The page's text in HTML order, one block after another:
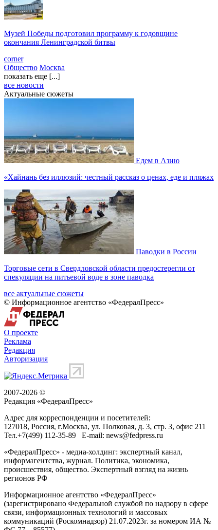
Музей Победы подготовил программу к годовщине
окончания Ленинградской битвы
corner
Общество Москва
показать еще [...]
все новости
Актуальные сюжеты
Едем в Азию
«Хайнань без иллюзий: честный рассказ о ценах, еде и пляжах
Паводки в России
Торговые сети в Свердловской области предостерегли от
спекуляции на питьевой воде в зоне паводка
все актуальные сюжеты
© Информационное агентство «ФедералПресс»
О проекте
Реклама
Редакция
Авторизация
2007-2026 ©
Редакция «ФедералПресс»
Адрес для корреспонденции и посетителей:
127018, Россия, г.Москва, ул. Полковая, д. 3, стр. 3, офис 211
Тел.+7(499) 112-35-89 E-mail: news@fedpress.ru
«ФедералПресс» - медиа-холдинг: экспертный канал,
информагентства, журнал. Политика, экономика,
происшествия, общество. Экспертный взгляд на жизнь
регионов РФ
Информационное агентство «ФедералПресс»
(зарегистрировано Федеральной службой по надзору в сфере
связи, информационных технологий и массовых
коммуникаций (Роскомнадзор) 21.07.2023г. за номером ИА №